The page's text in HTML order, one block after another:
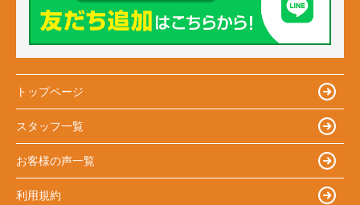
トップページ
スタッフ一覧
お客様の声一覧
利用規約